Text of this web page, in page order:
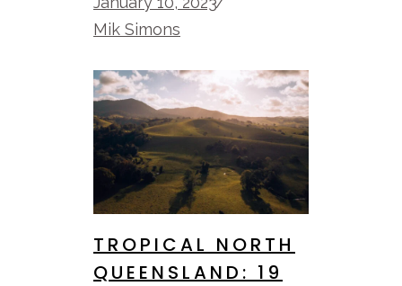
Mik Simons
TROPICAL NORTH
QUEENSLAND: 19